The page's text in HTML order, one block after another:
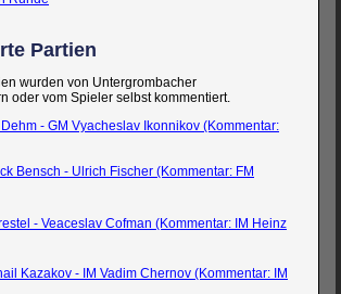
Partien
wurden von Untergrombacher
oder vom Spieler selbst kommentiert.
- GM Vyacheslav Ikonnikov (Kommentar:
Bensch - Ulrich Fischer (Kommentar: FM
- Veaceslav Cofman (Kommentar: IM Heinz
Kazakov - IM Vadim Chernov (Kommentar: IM